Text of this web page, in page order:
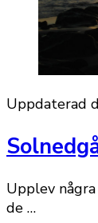
Uppdaterad
Upplev
de …